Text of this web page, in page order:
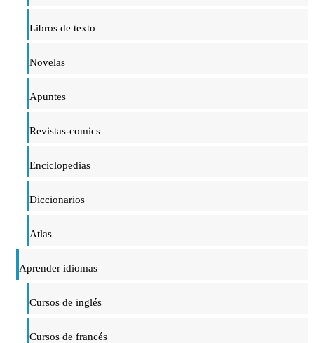
Libros de texto
Novelas
Apuntes
Revistas-comics
Enciclopedias
Diccionarios
Atlas
Aprender idiomas
Cursos de inglés
Cursos de francés